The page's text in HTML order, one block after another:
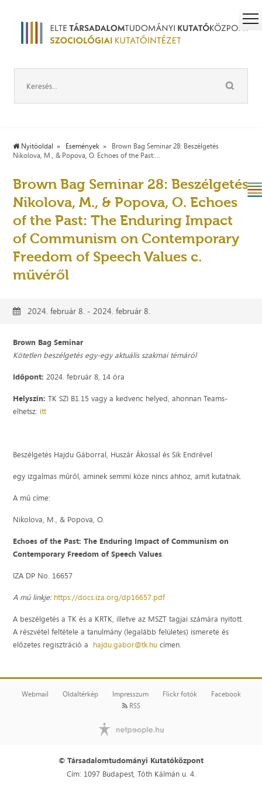
Nyitóoldal Események
Brown Bag Seminar 28: Beszélgetés
Nikolova, M., & Popova, O. Echoes of the Past:...
Brown Bag Seminar 28: Beszélgetés
Nikolova, M., & Popova, O. Echoes
of the Past: The Enduring Impact
of Communism on Contemporary
Freedom of Speech Values c.
művéről
2024. február 8. - 2024. február 8.
Brown Bag Seminar
Kötetlen beszélgetés egy-egy aktuális szakmai témáról
Időpont: 2024. február 8, 14 óra
Helyszín: TK SZI B1.15 vagy a kedvenc helyed, ahonnan Teams-
elhetsz: itt
Beszélgetés Hajdu Gáborral, Huszár Ákossal és Sik Endrével
egy izgalmas műről, aminek semmi köze nincs ahhoz, amit kutatnak.
A mű címe:
Nikolova, M., & Popova, O.
Echoes of the Past: The Enduring Impact of Communism on
Contemporary Freedom of Speech Values
IZA DP No. 16657
A mű linkje: https://docs.iza.org/dp16657.pdf
A beszélgetés a TK és a KRTK, illetve az MSZT tagjai számára nyitott.
A részvétel feltétele a tanulmány (legalább felületes) ismerete és
előzetes regisztráció a hajdu.gabor@tk.hu címen.
Webmail Oldaltérkép Impresszum Flickr fotók
Facebook
RSS
© Társadalomtudományi Kutatóközpont
Cím: 1097 Budapest, Tóth Kálmán u. 4.